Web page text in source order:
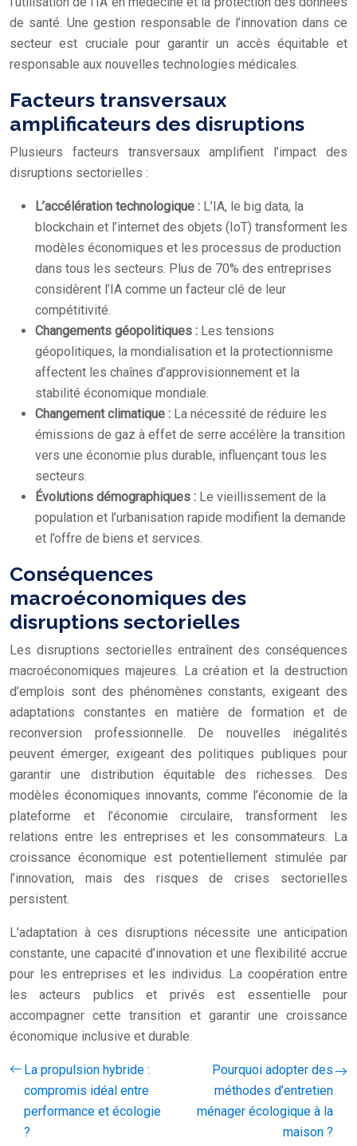
de santé. Une gestion responsable de l’innovation dans ce
secteur est cruciale pour garantir un accès équitable et
responsable aux nouvelles technologies médicales.
Facteurs transversaux
amplificateurs des disruptions
Plusieurs facteurs transversaux amplifient l’impact des
disruptions sectorielles :
L’accélération technologique : L’IA, le big data, la
blockchain et l’internet des objets (IoT) transforment les
modèles économiques et les processus de production
dans tous les secteurs. Plus de 70% des entreprises
considèrent l’IA comme un facteur clé de leur
compétitivité.
Changements géopolitiques : Les tensions
géopolitiques, la mondialisation et la protectionnisme
affectent les chaînes d’approvisionnement et la
stabilité économique mondiale.
Changement climatique : La nécessité de réduire les
émissions de gaz à effet de serre accélère la transition
vers une économie plus durable, influençant tous les
secteurs.
Évolutions démographiques : Le vieillissement de la
population et l’urbanisation rapide modifient la demande
et l’offre de biens et services.
Conséquences
macroéconomiques des
disruptions sectorielles
Les disruptions sectorielles entraînent des conséquences
macroéconomiques majeures. La création et la destruction
d’emplois sont des phénomènes constants, exigeant des
adaptations constantes en matière de formation et de
reconversion professionnelle. De nouvelles inégalités
peuvent émerger, exigeant des politiques publiques pour
garantir une distribution équitable des richesses. Des
modèles économiques innovants, comme l’économie de la
plateforme et l’économie circulaire, transforment les
relations entre les entreprises et les consommateurs. La
croissance économique est potentiellement stimulée par
l’innovation, mais des risques de crises sectorielles
persistent.
L’adaptation à ces disruptions nécessite une anticipation
constante, une capacité d’innovation et une flexibilité accrue
pour les entreprises et les individus. La coopération entre
les acteurs publics et privés est essentielle pour
accompagner cette transition et garantir une croissance
économique inclusive et durable.
La propulsion hybride :
compromis idéal entre
performance et écologie
?
Pourquoi adopter des
méthodes d’entretien
ménager écologique à la
maison ?